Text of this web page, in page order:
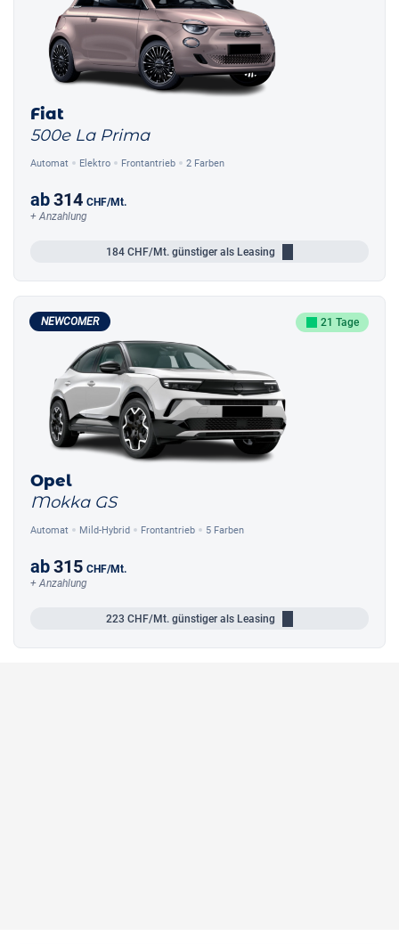
Fiat
500e La Prima
Automat Elektro Frontantrieb 2 Farben
ab314 CHF/Mt.
+ Anzahlung
184 CHF/Mt. günstiger als Leasing
NEWCOMER 21 Tage
Opel
Mokka GS
Automat Mild-Hybrid Frontantrieb 5 Farben
ab315 CHF/Mt.
+ Anzahlung
223 CHF/Mt. günstiger als Leasing